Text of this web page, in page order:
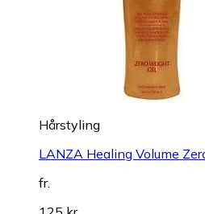
Hårstyling
LANZA Healing Volume
fr.